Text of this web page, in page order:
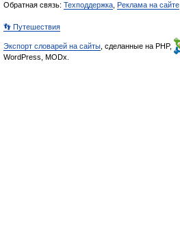
Обратная связь: Техподдержка Реклама на сайте
👣 Путешествия
Экспорт словарей на сайты , сделанные на PHP,
WordPress, MODx.